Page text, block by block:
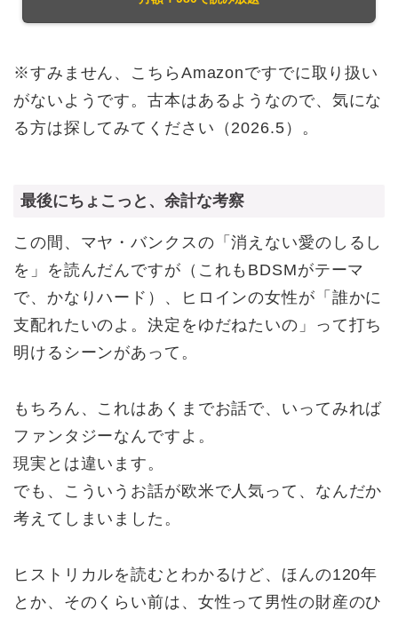
※すみません、こちらAmazonですでに取り扱い
がないようです。古本はあるようなので、気にな
る方は探してみてください（2026.5）。
最後にちょこっと、余計な考察
この間、マヤ・バンクスの「消えない愛のしるし
を」を読んだんですが（これもBDSMがテーマ
で、かなりハード）、ヒロインの女性が「誰かに
支配れたいのよ。決定をゆだねたいの」って打ち
明けるシーンがあって。
もちろん、これはあくまでお話で、いってみれば
ファンタジーなんですよ。
現実とは違います。
でも、こういうお話が欧米で人気って、なんだか
考えてしまいました。
ヒストリカルを読むとわかるけど、ほんの120年
とか、そのくらい前は、女性って男性の財産のひ